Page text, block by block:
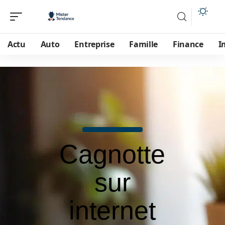
Actu Auto Entreprise Famille Finance
Cagnotte
sur
internet